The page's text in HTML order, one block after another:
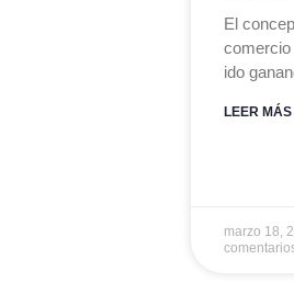
El
comercio
ido
LEER MÁS
marzo 18,